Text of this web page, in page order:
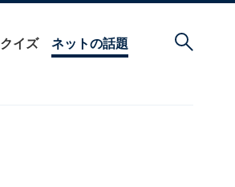
クイズ ネットの話題